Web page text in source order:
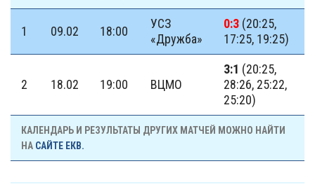
1 09.02 18:00
УСЗ
«Дружба»
0:3 (20:25,
17:25, 19:25)
2 18.02 19:00 ВЦМО
3:1 (20:25,
28:26, 25:22,
25:20)
КАЛЕНДАРЬ И РЕЗУЛЬТАТЫ ДРУГИХ МАТЧЕЙ МОЖНО НАЙТИ
НА САЙТЕ ЕКВ.